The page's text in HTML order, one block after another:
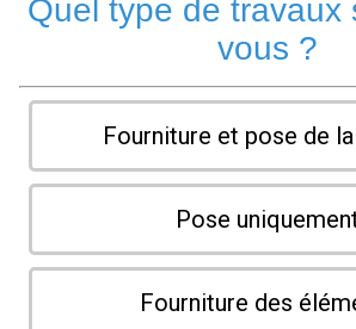
Quel type de travaux
vous ?
Fourniture et pose de
Pose
Fourniture des